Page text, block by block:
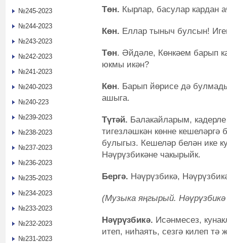
Төн. Кырлар, басулар кардан
Көн. Еллар тыныч булсын!
Төн. Әйдәле, Көнкәем барып
юкмы икән?
Көн. Барып йөрисе дә
ашыга.
Түтәй. Балакайларым,
тигезләшкән көнне кешеләргә
булыгыз. Кешеләр белән ике
Нәүрүзбикәне чакырыйк.
Бергә. Нәүрүзбикә,
(Музыка яңгырый. Нәүрүзбикә
Нәүрүзбикә. Исәнмесез,
итеп, ниһаять, сезгә килеп тә
№245-2023
№244-2023
№243-2023
№242-2023
№241-2023
№240-2023
№240-223
№239-2023
№238-2023
№237-2023
№236-2023
№235-2023
№234-2023
№233-2023
№232-2023
№231-2023